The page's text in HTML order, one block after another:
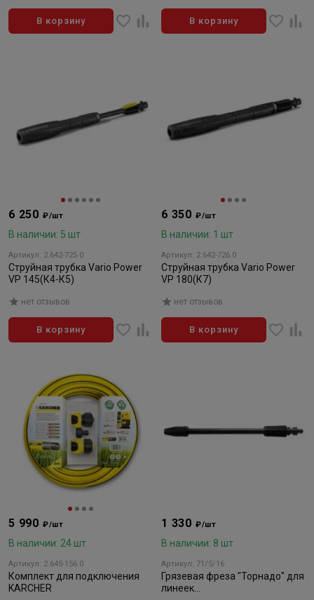
В корзину В корзину
6 250 ₽/шт
В наличии: 5 шт
Артикул: 2.642-725.0
Струйная трубка Vario Power
VP 145(К4-К5)
нет отзывов
В корзину
6 350 ₽/шт
В наличии: 1 шт
Артикул: 2.642-726.0
Струйная трубка Vario Power
VP 180(К7)
нет отзывов
В корзину
5 990 ₽/шт
В наличии: 24 шт
Артикул: 2.645-156.0
Комплект для подключения
KARCHER
1 330 ₽/шт
В наличии: 8 шт
Артикул: 71/5/16
Грязевая фреза "Торнадо" для
линеек